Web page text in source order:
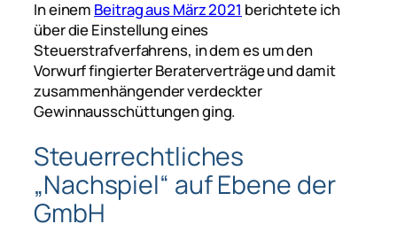
In einem Beitrag aus März 2021 berichtete ich
über die Einstellung eines
Steuerstrafverfahrens, in dem es um den
Vorwurf fingierter Beraterverträge und damit
zusammenhängender verdeckter
Gewinnausschüttungen ging.
Steuerrechtliches
„Nachspiel“ auf Ebene der
GmbH